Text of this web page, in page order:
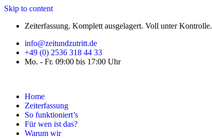
Skip to content
Zeiterfassung. Komplett ausgelagert. Voll unter Kontrolle.
info@zeitundzutritt.de
+49 (0) 2536 318 44 33
Mo. - Fr. 09:00 bis 17:00 Uhr
Home
Zeiterfassung
So funktioniert’s
Für wen ist das?
Warum wir